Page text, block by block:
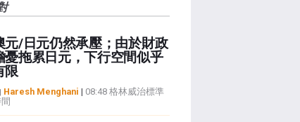
元/日元仍然承壓；由於財政
憂拖累日元，下行空間似乎
限
Haresh Menghani | 08:48 格林威治標準